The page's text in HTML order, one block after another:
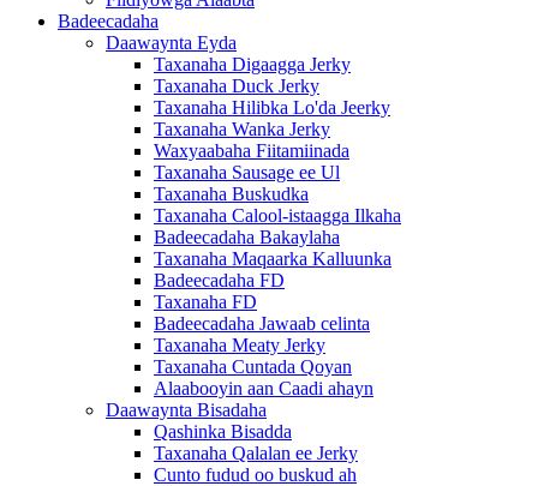
Badeecadaha
Daawaynta Eyda
Taxanaha Digaagga Jerky
Taxanaha Duck Jerky
Taxanaha Hilibka Lo'da Jeerky
Taxanaha Wanka Jerky
Waxyaabaha Fiitamiinada
Taxanaha Sausage ee Ul
Taxanaha Buskudka
Taxanaha Calool-istaagga Ilkaha
Badeecadaha Bakaylaha
Taxanaha Maqaarka Kalluunka
Badeecadaha FD
Taxanaha FD
Badeecadaha Jawaab celinta
Taxanaha Meaty Jerky
Taxanaha Cuntada Qoyan
Alaabooyin aan Caadi ahayn
Daawaynta Bisadaha
Qashinka Bisadda
Taxanaha Qalalan ee Jerky
Cunto fudud oo buskud ah